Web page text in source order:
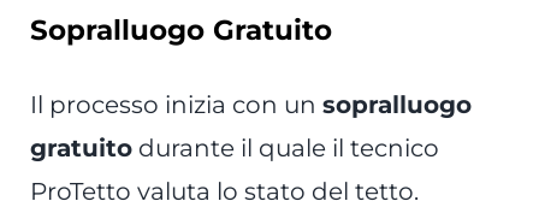
Sopralluogo Gratuito
Il processo inizia con un sopralluogo
gratuito durante il quale il tecnico
ProTetto valuta lo stato del tetto.